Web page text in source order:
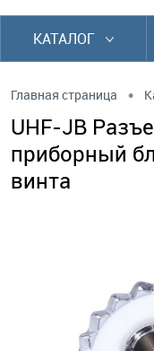
КАТАЛОГ
Главная страница •
UHF-JB
приборный
винта